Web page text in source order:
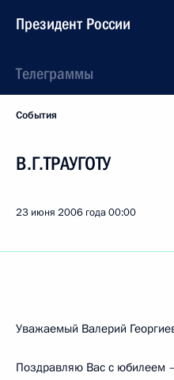
Президент России
Телеграммы
События
В.Г.ТРАУГОТУ
23 июня 2006 года00:00
Уважаемый Валерий
Поздравляю Вас с юбилеем